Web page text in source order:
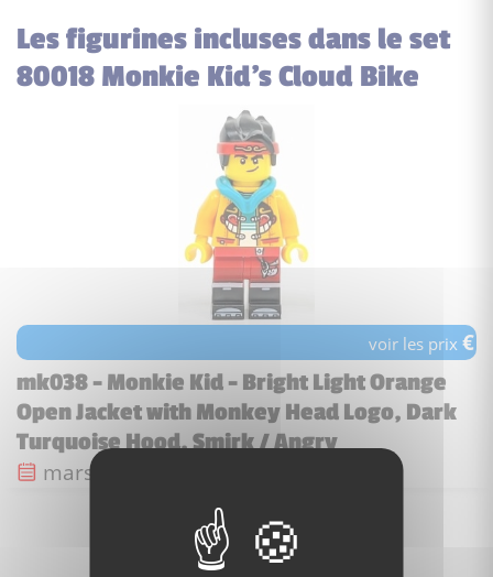
Les figurines incluses dans le set
80018 Monkie Kid's Cloud Bike
voir les prix €
mk038 - Monkie Kid - Bright Light Orange
Open Jacket with Monkey Head Logo, Dark
Turquoise Hood, Smirk / Angry
Date de sortie :
mars 2021